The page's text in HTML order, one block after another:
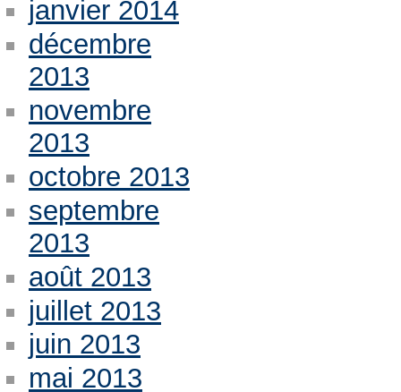
janvier 2014
décembre
2013
novembre
2013
octobre 2013
septembre
2013
août 2013
juillet 2013
juin 2013
mai 2013